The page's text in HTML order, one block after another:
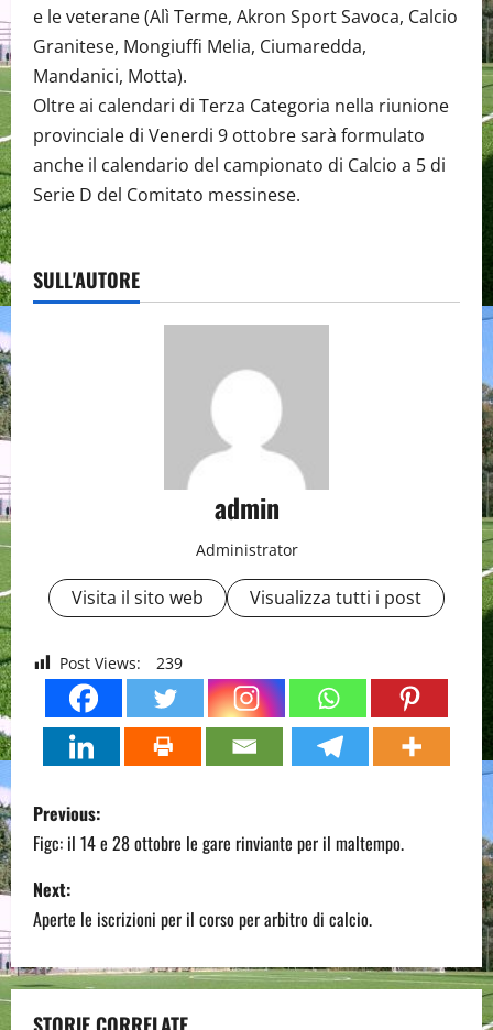
e le veterane (Alì Terme, Akron Sport Savoca, Calcio
Granitese, Mongiuffi Melia, Ciumaredda,
Mandanici, Motta).
Oltre ai calendari di Terza Categoria nella riunione
provinciale di Venerdi 9 ottobre sarà formulato
anche il calendario del campionato di Calcio a 5 di
Serie D del Comitato messinese.
SULL'AUTORE
admin
Administrator
Visita il sito web Visualizza tutti i post
Post Views: 239
P
o
s
t
n
Previous:
Figc: il 14 e 28 ottobre le gare rinviante per il maltempo.
Next:
Aperte le iscrizioni per il corso per arbitro di calcio.